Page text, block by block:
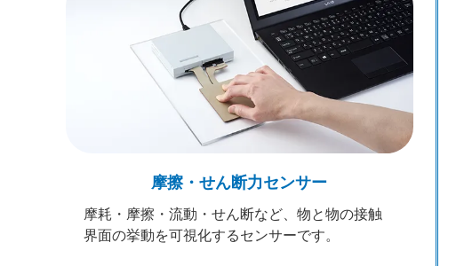
摩擦・せん断力センサー
摩耗・摩擦・流動・せん断など、物と物の接触
界面の挙動を可視化するセンサーです。